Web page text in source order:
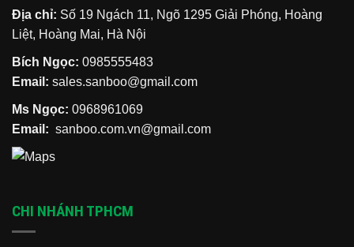
Địa chỉ: Số 19 Ngách 11, Ngõ 1295 Giải Phóng, Hoàng
Liệt, Hoàng Mai, Hà Nội
Bích Ngọc: 0985555483
Email: sales.sanboo@gmail.com
Ms Ngọc: 0968961069
Email: sanboo.com.vn@gmail.com
CHI NHÁNH TPHCM